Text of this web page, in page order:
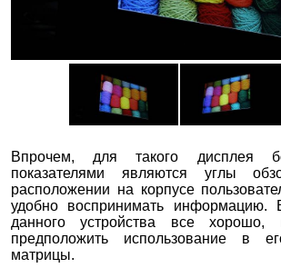
Впрочем, для такого дисплея
показателями являются углы
расположении на корпусе
удобно воспринимать
данного устройства все хорошо,
предположить использование в
матрицы.